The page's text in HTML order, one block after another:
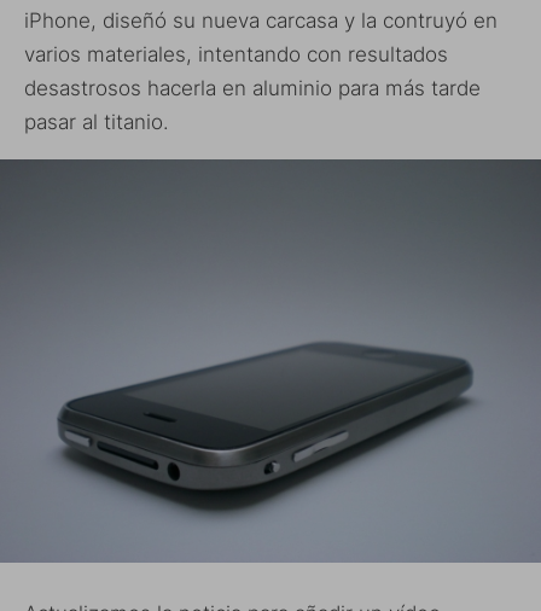
iPhone, diseñó su nueva carcasa y la contruyó en
varios materiales, intentando con resultados
desastrosos hacerla en aluminio para más tarde
pasar al titanio.